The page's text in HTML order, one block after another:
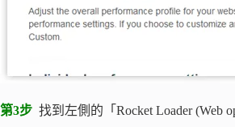
第3步 找到左側的「Rocket Loader (Web